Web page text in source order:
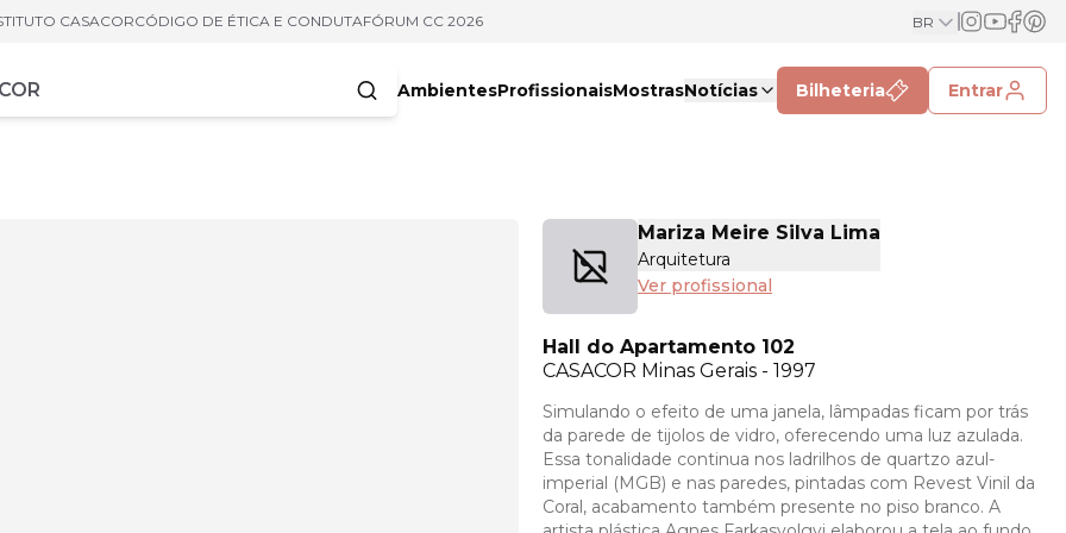
CASACORCÓDIGO DE ÉTICA E CONDUTAFÓRUM CC 2026 BR
AmbientesProfissionaisMostrasNotícias Bilheteria Entrar
Mariza Meire Silva Lima
Arquitetura
Ver profissional
Hall do Apartamento 102
CASACOR Minas Gerais - 1997
Simulando o efeito de uma janela, lâmpadas ficam por trás
da parede de tijolos de vidro, oferecendo uma luz azulada.
Essa tonalidade continua nos ladrilhos de quartzo azul-
imperial (MGB) e nas paredes, pintadas com Revest Vinil da
Coral, acabamento também presente no piso branco. A